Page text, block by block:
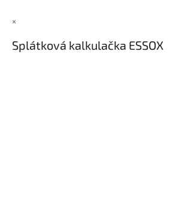
×
Splátková kalkulačka ESSOX